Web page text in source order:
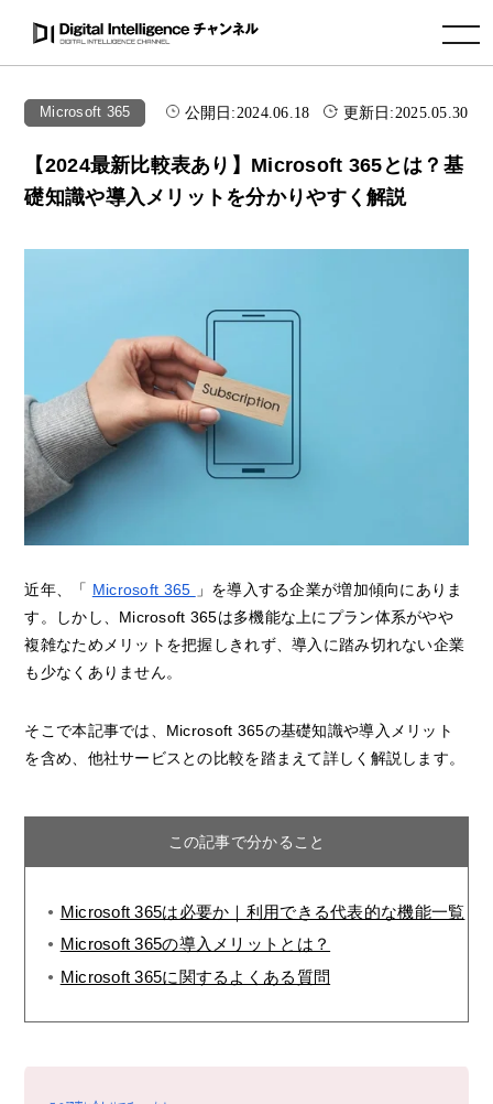
toggle navigation
Microsoft 365 公開日:2024.06.18 更新日:2025.05.30
【2024最新比較表あり】Microsoft 365とは？基
礎知識や導入メリットを分かりやすく解説
近年、「 Microsoft 365
」を導入する企業が増加傾向にありま
す。しかし、Microsoft 365は多機能な上にプラン体系がやや
複雑なためメリットを把握しきれず、導入に踏み切れない企業
も少なくありません。
そこで本記事では、Microsoft 365の基礎知識や導入メリット
を含め、他社サービスとの比較を踏まえて詳しく解説します。
この記事で分かること
Microsoft 365は必要か｜利用できる代表的な機能一覧
Microsoft 365の導入メリットとは？
Microsoft 365に関するよくある質問